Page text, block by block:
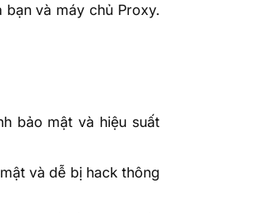
và máy chủ Proxy.
bảo mật và hiệu suất
và dễ bị hack thông